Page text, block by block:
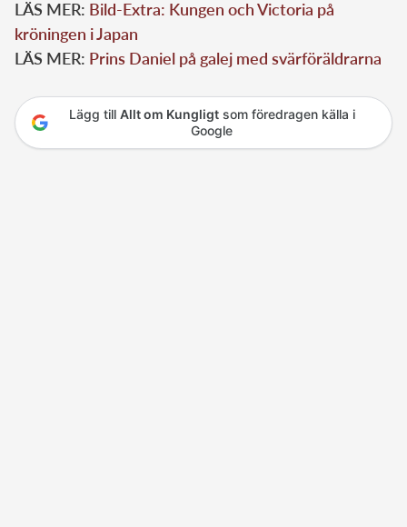
LÄS MER: Bild-Extra: Kungen och Victoria på
kröningen i Japan
LÄS MER: Prins Daniel på galej med svärföräldrarna
Lägg till Allt om Kungligtsom föredragen källa i
Google